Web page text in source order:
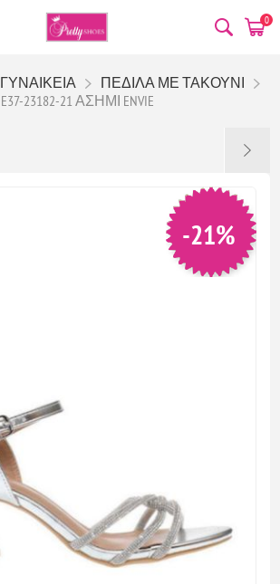
0
ΓΥΝΑΙΚΕΙΑ
ΠΕΔΙΛΑ ΜΕ ΤΑΚΟΥΝΙ
E37-23182-21 ΑΣΗΜΙ ENVIE
-21%